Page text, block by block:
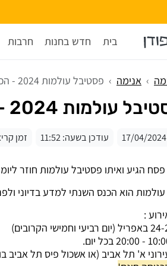
בית חדש בחנות חרבות
אנימה פסטיבל עולמות 2024 - הכניסה חינם!
עולמות 2024 - הכניסה חינם!
17/04/2024 עודכן בשעה:11:52 זמן קריאה:
הגיע ואיתו פסטיבל עולמות חוזר
הוא הכנס השנתי למדע בדיוני
:
א' תל אביב (או אשכול פיס תל אביב